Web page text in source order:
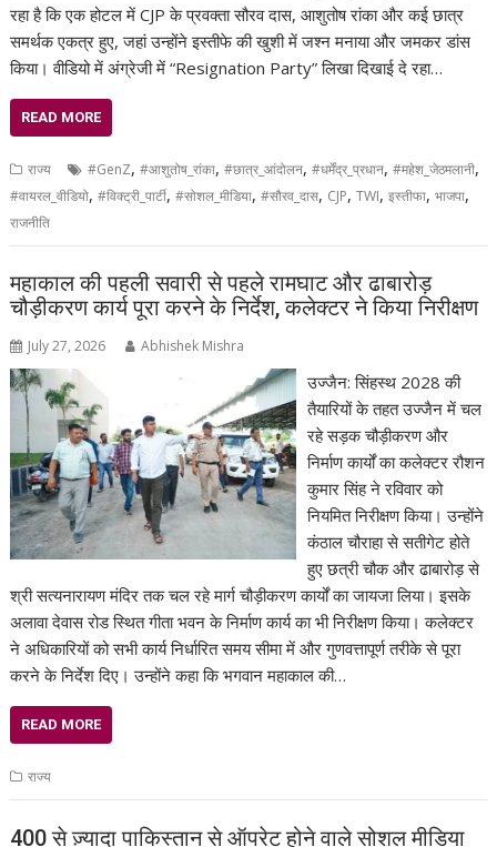
रहा है कि एक होटल में CJP के प्रवक्ता सौरव दास, आशुतोष रांका और कई छात्र
समर्थक एकत्र हुए, जहां उन्होंने इस्तीफे की खुशी में जश्न मनाया और जमकर डांस
किया। वीडियो में अंग्रेजी में “Resignation Party” लिखा दिखाई दे रहा…
READ MORE
राज्य #GenZ,#आशुतोष_रांका,#छात्र_आंदोलन,#धर्मेंद्र_प्रधान,#महेश_जेठमलानी,
#वायरल_वीडियो,#विक्ट्री_पार्टी,#सोशल_मीडिया,#सौरव_दास, CJP,TWI,इस्तीफा,भाजपा,
राजनीति
महाकाल की पहली सवारी से पहले रामघाट और ढाबारोड़
चौड़ीकरण कार्य पूरा करने के निर्देश, कलेक्टर ने किया निरीक्षण
July 27, 2026 Abhishek Mishra
उज्जैन: सिंहस्थ 2028 की
तैयारियों के तहत उज्जैन में चल
रहे सड़क चौड़ीकरण और
निर्माण कार्यों का कलेक्टर रौशन
कुमार सिंह ने रविवार को
नियमित निरीक्षण किया। उन्होंने
कंठाल चौराहा से सतीगेट होते
हुए छत्री चौक और ढाबारोड़ से
श्री सत्यनारायण मंदिर तक चल रहे मार्ग चौड़ीकरण कार्यों का जायजा लिया। इसके
अलावा देवास रोड स्थित गीता भवन के निर्माण कार्य का भी निरीक्षण किया। कलेक्टर
ने अधिकारियों को सभी कार्य निर्धारित समय सीमा में और गुणवत्तापूर्ण तरीके से पूरा
करने के निर्देश दिए। उन्होंने कहा कि भगवान महाकाल की…
READ MORE
राज्य
400 से ज़्यादा पाकिस्तान से ऑपरेट होने वाले सोशल मीडिया